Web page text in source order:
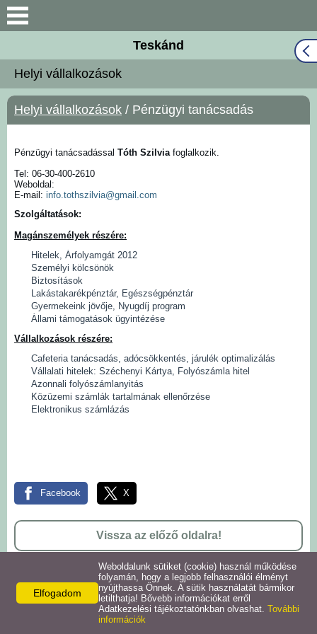
Keresés
Közös Önkormányzati
Hivatal
Naptár
Választási információk
Bemutatkozás
Hírek
Önkormányzat
Intézmények
Pályázatok
Galéria
Szolgáltatások
Helyi vállalkozások
Helyi kiadványok
Teskánd
Helyi vállalkozások
Helyi vállalkozások / Pénzügyi tanácsadás
Pénzügyi tanácsadással Tóth Szilviafoglalkozik.
Tel: 06-30-400-2610
Weboldal:
E-mail: info.tothszilvia@gmail.com
Szolgáltatások:
Magánszemélyek részére:
Hitelek, Árfolyamgát 2012
Személyi kölcsönök
Biztosítások
Lakástakarékpénztár, Egészségpénztár
Gyermekeink jövője, Nyugdíj program
Állami támogatások ügyintézése
Vállalkozások részére:
Cafeteria tanácsadás, adócsökkentés, járulék optimalizálás
Vállalati hitelek: Széchenyi Kártya, Folyószámla hitel
Azonnali folyószámlanyitás
Közüzemi számlák tartalmának ellenőrzése
Elektronikus számlázás
Facebook X
Vissza az előző oldalra!
Önkormányzat
Elfogadom
Weboldalunk sütiket (cookie) használ működése
folyamán, hogy a legjobb felhasználói élményt
nyújthassa Önnek. A sütik használatát bármikor
letilthatja! Bővebb információkat erről
Adatkezelési tájékoztatónkban olvashat. További
információk